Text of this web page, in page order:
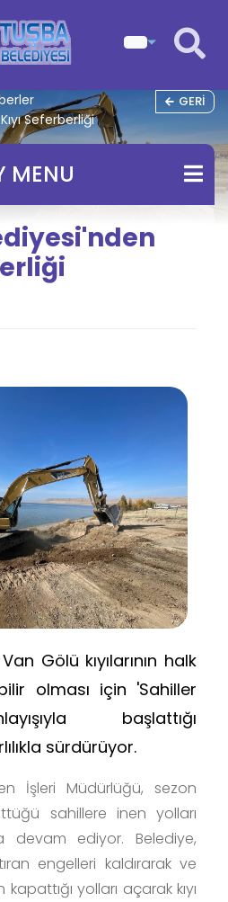
Seferberliği
GERI
MENU
Gölü kıyılarının halk
olması için 'Sahiller
başlattığı
sürdürüyor.
İşleri Müdürlüğü, sezon
sahillere inen yolları
devam ediyor. Belediye,
engelleri kaldırarak ve
yolları açarak kıyı